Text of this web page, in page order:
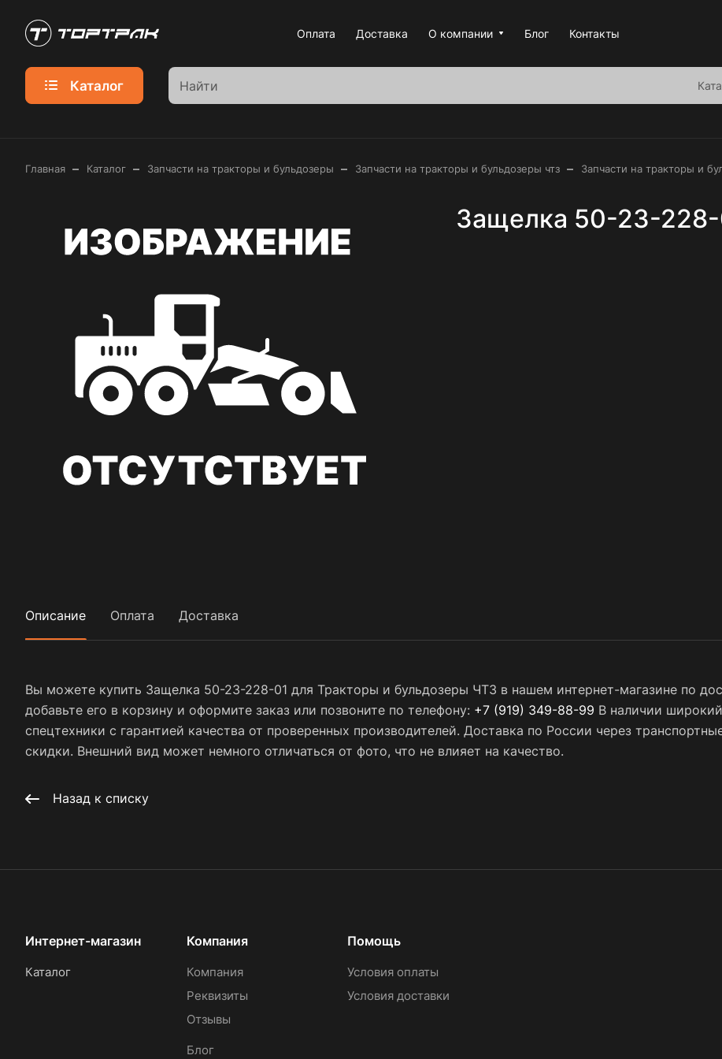
Оплата Доставка О компании Блог Контакты
Каталог
Главная – Каталог – Запчасти на тракторы и бульдозеры – Запчасти на тракторы и бульдозеры чтз – Запчасти на тракторы и
Защелка 50-23-228-
Описание Оплата Доставка
Вы можете купить Защелка 50-23-228-01 для Тракторы и бульдозеры ЧТЗ в нашем интернет-магазине по
добавьте его в корзину и оформите заказ или позвоните по телефону: +7 (919) 349-88-99 В наличии
спецтехники с гарантией качества от проверенных производителей. Доставка по России через
скидки. Внешний вид может немного отличаться от фото, что не влияет на качество.
Назад к списку
Интернет-магазин
Каталог
Компания
Компания
Реквизиты
Отзывы
Блог
Помощь
Условия оплаты
Условия доставки